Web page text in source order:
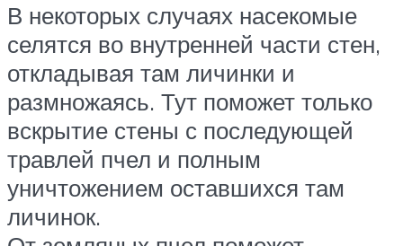
В некоторых случаях насекомые
селятся во внутренней части стен,
откладывая там личинки и
размножаясь. Тут поможет только
вскрытие стены с последующей
травлей пчел и полным
уничтожением оставшихся там
личинок.